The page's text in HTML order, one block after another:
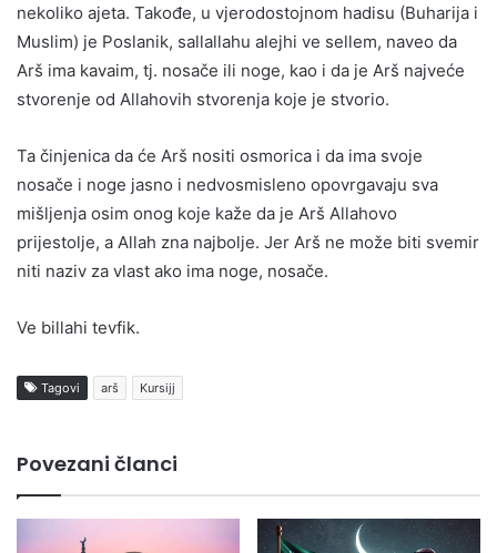
nekoliko ajeta. Takođe, u vjerodostojnom hadisu (Buharija i
Muslim) je Poslanik, sallallahu alejhi ve sellem, naveo da
Arš ima kavaim, tj. nosače ili noge, kao i da je Arš najveće
stvorenje od Allahovih stvorenja koje je stvorio.
Ta činjenica da će Arš nositi osmorica i da ima svoje
nosače i noge jasno i nedvosmisleno opovrgavaju sva
mišljenja osim onog koje kaže da je Arš Allahovo
prijestolje, a Allah zna najbolje. Jer Arš ne može biti svemir
niti naziv za vlast ako ima noge, nosače.
Ve billahi tevfik.
Tagovi arš Kursijj
Povezani članci